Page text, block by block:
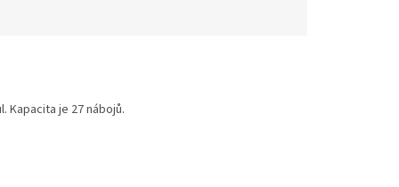
Kapacita je 27 nábojů.